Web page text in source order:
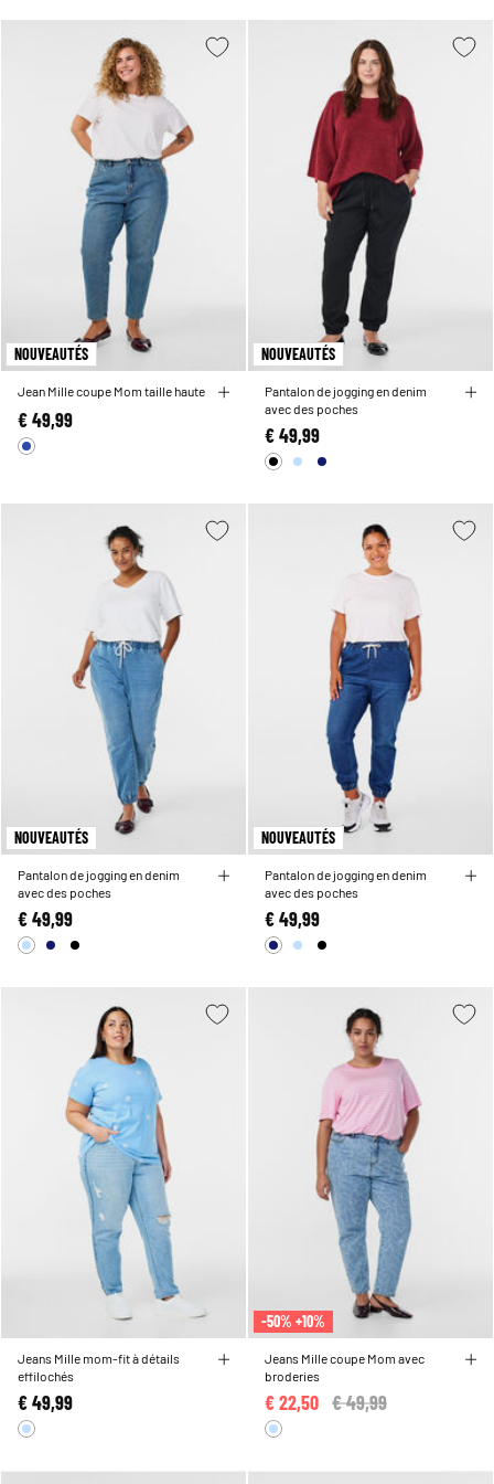
NOUVEAUTÉS
Jean Mille coupe Mom taille haute
€ 49,99
NOUVEAUTÉS
Pantalon de jogging en denim
avec des poches
€ 49,99
NOUVEAUTÉS
Pantalon de jogging en denim
avec des poches
€ 49,99
NOUVEAUTÉS
Pantalon de jogging en denim
avec des poches
€ 49,99
Jeans Mille mom-fit à détails
effilochés
€ 49,99
-50% +10%
Jeans Mille coupe Mom avec
broderies
Price reduced from
€ 49,99
€ 22,50